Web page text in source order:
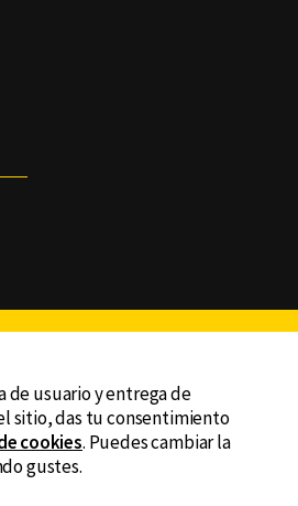
DE LAS AUDIENCIAS
de usuario y entrega de
sitio, das tu consentimiento
cookies. Puedes cambiar la
gustes.